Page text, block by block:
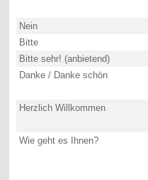
Nein
Bitte
Bitte sehr! (anbietend)
Danke / Danke schön
Herzlich Willkommen
Wie geht es Ihnen?